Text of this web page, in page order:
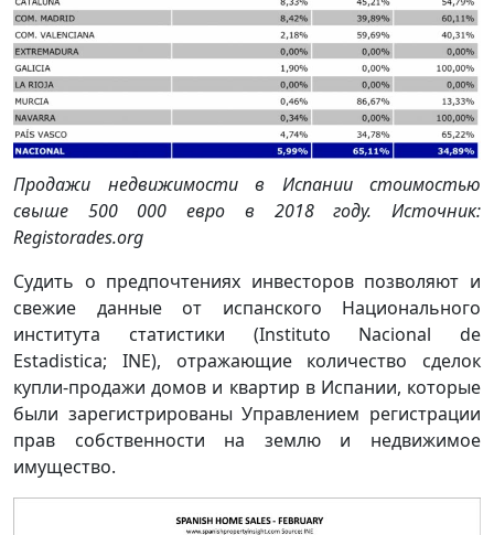
Продажи недвижимости в Испании стоимостью
свыше 500 000 евро в 2018 году. Источник:
Registorades.org
Судить о предпочтениях инвесторов позволяют и
свежие данные от испанского Национального
института статистики (Instituto Nacional de
Estadistica; INE), отражающие количество сделок
купли-продажи домов и квартир в Испании, которые
были зарегистрированы Управлением регистрации
прав собственности на землю и недвижимое
имущество.